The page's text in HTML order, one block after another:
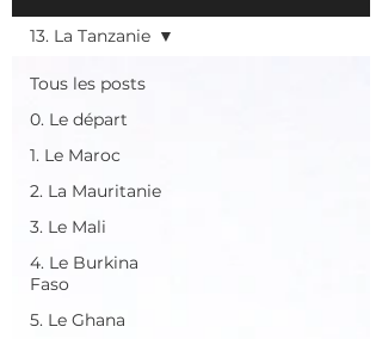
Tous les posts
0. Le départ
1. Le Maroc
2. La Mauritanie
3. Le Mali
4. Le Burkina
Faso
5. Le Ghana
13. La Tanzanie